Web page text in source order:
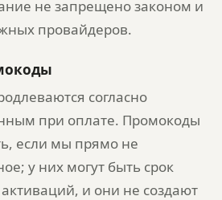
не запрещено законом и
провайдеров.
согласно
при оплате. Промокоды
если мы прямо не
у них могут быть срок
и они не создают